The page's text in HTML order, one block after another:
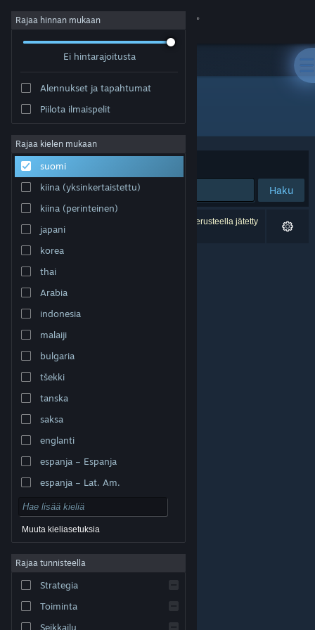
Kirjaudu sisään
Tietoa
Tuki
Vaihda kieli
Hanki Steam-mobiilisovellus
Näytä työpöytäsivusto
© Valve Corporation. Kaikki oikeudet pidätetään. Kaikki
Yhdysvalloissa ja kaikkialla maailmassa.
Helppokäyttötoiminnot
Hyvitykset|Evästeet
Rajaa hinnan mukaan
Ei hintarajoitusta
Alennukset ja tapahtumat
Piilota ilmaispelit
Rajaa kielen mukaan
suomi
kiina (yksinkertaistettu)
kiina (perinteinen)
japani
korea
thai
Arabia
indonesia
malaiji
bulgaria
tšekki
tanska
saksa
englanti
espanja – Espanja
espanja – Lat. Am.
Muuta kieliasetuksia
Rajaa tunnisteella
Strategia
Toiminta
Seikkailu
Kehittäjä: Lewis Haynes
Järjestelyperuste
Haku
0 tulosta vastaa hakuasi. 2 peliä on asetustesi perusteella jätetty
pois.